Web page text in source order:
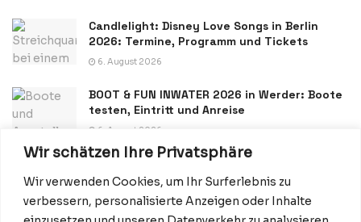
Wir schätzen Ihre Privatsphäre
Wir verwenden Cookies, um Ihr Surferlebnis zu
verbessern, personalisierte Anzeigen oder Inhalte
Candlelight: Disney Love Songs in Berlin
2026: Termine, Programm und Tickets
6. August 2026
BOOT & FUN INWATER 2026 in Werder: Boote
testen, Eintritt und Anreise
6. August 2026